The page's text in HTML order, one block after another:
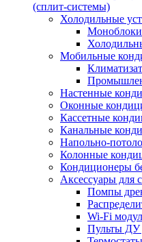
(сплит-системы)
Холодильные
Моноблоки
Мобильные
Настенные
Оконные
Кассетные
Канальные
Напольно-
Колонные
Кондиционеры
Аксессуары для
Помпы
Wi-Fi
Пульты ДУ